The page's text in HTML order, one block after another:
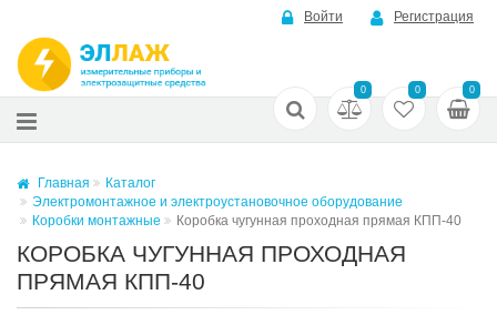
Войти Регистрация
0 0 0
Главная
Каталог
Электромонтажное и электроустановочное оборудование
Коробки монтажные
Коробка чугунная проходная прямая КПП-40
КОРОБКА ЧУГУННАЯ ПРОХОДНАЯ
ПРЯМАЯ КПП-40